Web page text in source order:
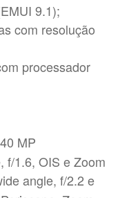
9.1);
com resolução
processador
40 MP
f/1.6, OIS e Zoom
angle, f/2.2 e